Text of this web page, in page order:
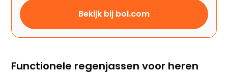
Bekijk bij bol.com
Functionele regenjassen voor heren